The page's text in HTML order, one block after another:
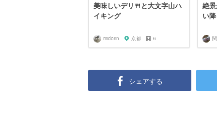
美味しいデリ🍴と大文字山ハ
イキング
midorin 京都 6
絶
い
シェアする